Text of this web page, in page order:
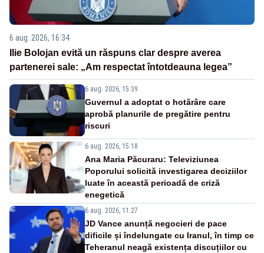
6 aug. 2026, 16:34
Ilie Bolojan evită un răspuns clar despre averea
partenerei sale: „Am respectat întotdeauna legea”
6 aug. 2026, 15:39
Guvernul a adoptat o hotărâre care
aprobă planurile de pregătire pentru
riscuri
6 aug. 2026, 15:18
Ana Maria Păcuraru: Televiziunea
Poporului solicită investigarea deciziilor
luate în această perioadă de criză
enegetică
6 aug. 2026, 11:27
JD Vance anunță negocieri de pace
dificile și îndelungate cu Iranul, în timp ce
Teheranul neagă existența discuțiilor cu